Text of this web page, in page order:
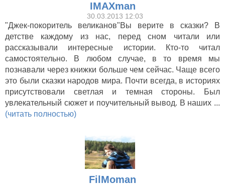
IMAXman
30.03.2013 12:03
"Джек-покоритель великанов"Вы верите в сказки? В
детстве каждому из нас, перед сном читали или
рассказывали интересные истории. Кто-то читал
самостоятельно. В любом случае, в то время мы
познавали через книжки больше чем сейчас. Чаще всего
это были сказки народов мира. Почти всегда, в историях
присутствовали светлая и темная стороны. Был
увлекательный сюжет и поучительный вывод. В наших ...
(читать полностью)
FilMoman